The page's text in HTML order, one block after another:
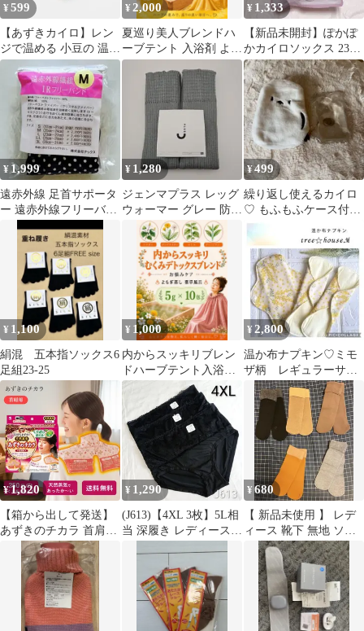
¥599
【あずきカイロ】レン
ジで温める 小豆の 温熱
パッド お腹用 ピンク
¥2,000
夏巡り美人ブレンドハ
ーブテント 入浴剤 よも
ぎ蒸し 座浴10ｇ×15p
¥ 1,333
【新品未開封】ぽかぽ
かカイロソックス 23-
25cm
¥1,999
遠赤外線 足首サポータ
ー 遠赤外線フリーバン
対策 保温
¥ 1,280
ジェンマプラス レッグ
ウォーマー グレー 防寒
温活 ロング 75cm
¥499
繰り返し使えるカイロ
♡ もふもふケース付／
エコ・防寒対策
¥ 1,100
絹混 五本指ソックス6
足組23-25
¥ 1,000
内からスッキリブレン
ドハーブテント入浴剤
乾燥よもぎ蒸しパック
座浴5ｇ×10p
¥2,800
温か布ナプキン♡ミモ
ザ柄 レギュラーサイ
ズ 防水３枚
¥1,820
【箱から出して発送】
あずきのチカラ 首肩用
温め 肩こり グッズ レ
ンジでチン 繰り返し 使
える 温熱 蒸気 ホット
パック リラックス 癒し
温活 冷え対策 クリスマ
ス プレゼント ギフト
¥ 1,290
(J613)【4XL 3枚】5L相
当 深履き レディース
¥680
【 新品未使用 】 レデ
ィース 靴下 無地 ソッ
クス 5足まとめ売り 冷
え対策